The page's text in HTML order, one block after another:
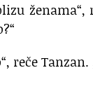
ženama“,
reče